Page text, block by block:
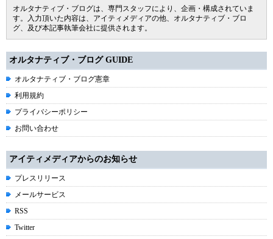
オルタナティブ・ブログは、専門スタッフにより、企画・構成されていま
す。入力頂いた内容は、アイティメディアの他、オルタナティブ・ブロ
グ、及び本記事執筆会社に提供されます。
オルタナティブ・ブログ GUIDE
オルタナティブ・ブログ憲章
利用規約
プライバシーポリシー
お問い合わせ
アイティメディアからのお知らせ
プレスリリース
メールサービス
RSS
Twitter